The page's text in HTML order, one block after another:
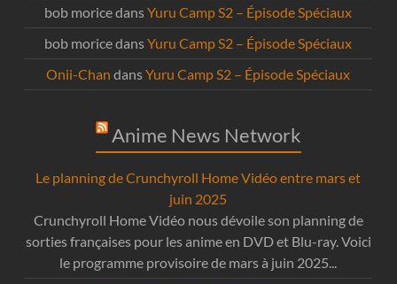
bob moricedansYuru Camp S2 – Épisode Spéciaux
bob moricedansYuru Camp S2 – Épisode Spéciaux
Onii-Chan dansYuru Camp S2 – Épisode Spéciaux
Anime News Network
Le planning de Crunchyroll Home Vidéo entre mars et
juin 2025
Crunchyroll Home Vidéo nous dévoile son planning de
sorties françaises pour les anime en DVD et Blu-ray. Voici
le programme provisoire de mars à juin 2025...